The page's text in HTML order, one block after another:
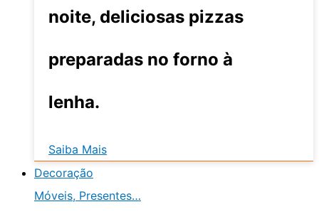
noite, deliciosas pizzas
preparadas no forno à
lenha.
Saiba Mais
Decoração
Móveis, Presentes…